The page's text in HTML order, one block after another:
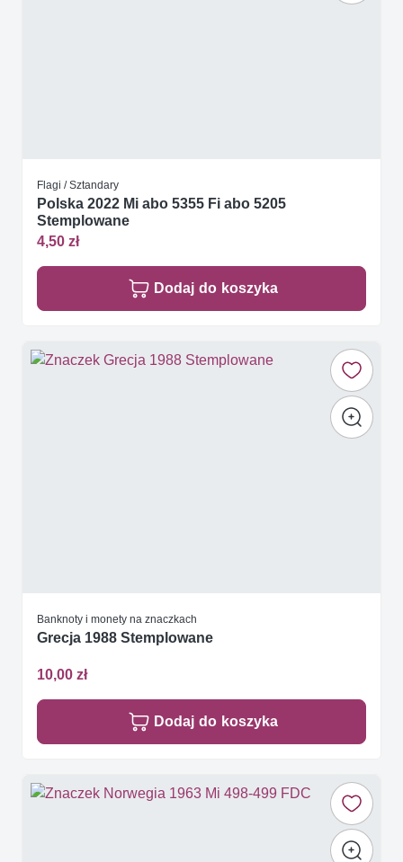
Flagi / Sztandary
Polska 2022 Mi abo 5355 Fi abo 5205
Stemplowane
4,50 zł
Dodaj do koszyka
Banknoty i monety na znaczkach
Grecja 1988 Stemplowane
10,00 zł
Dodaj do koszyka